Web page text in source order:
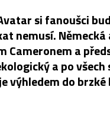
si fanoušci
nemusí.
Cameronem a
a po
výhledem do